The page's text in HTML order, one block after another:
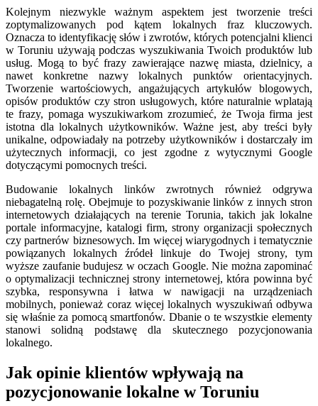
Kolejnym niezwykle ważnym aspektem jest tworzenie treści
zoptymalizowanych pod kątem lokalnych fraz kluczowych.
Oznacza to identyfikację słów i zwrotów, których potencjalni klienci
w Toruniu używają podczas wyszukiwania Twoich produktów lub
usług. Mogą to być frazy zawierające nazwę miasta, dzielnicy, a
nawet konkretne nazwy lokalnych punktów orientacyjnych.
Tworzenie wartościowych, angażujących artykułów blogowych,
opisów produktów czy stron usługowych, które naturalnie wplatają
te frazy, pomaga wyszukiwarkom zrozumieć, że Twoja firma jest
istotna dla lokalnych użytkowników. Ważne jest, aby treści były
unikalne, odpowiadały na potrzeby użytkowników i dostarczały im
użytecznych informacji, co jest zgodne z wytycznymi Google
dotyczącymi pomocnych treści.
Budowanie lokalnych linków zwrotnych również odgrywa
niebagatelną rolę. Obejmuje to pozyskiwanie linków z innych stron
internetowych działających na terenie Torunia, takich jak lokalne
portale informacyjne, katalogi firm, strony organizacji społecznych
czy partnerów biznesowych. Im więcej wiarygodnych i tematycznie
powiązanych lokalnych źródeł linkuje do Twojej strony, tym
wyższe zaufanie budujesz w oczach Google. Nie można zapominać
o optymalizacji technicznej strony internetowej, która powinna być
szybka, responsywna i łatwa w nawigacji na urządzeniach
mobilnych, ponieważ coraz więcej lokalnych wyszukiwań odbywa
się właśnie za pomocą smartfonów. Dbanie o te wszystkie elementy
stanowi solidną podstawę dla skutecznego pozycjonowania
lokalnego.
Jak opinie klientów wpływają na
pozycjonowanie lokalne w Toruniu